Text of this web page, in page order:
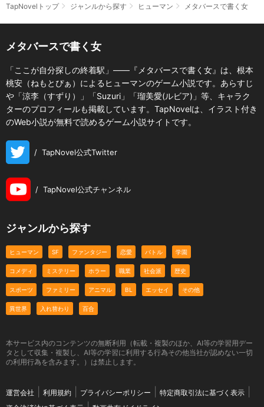
TapNovelトップ ジャンルから探す ヒューマン メタバースで書く女
メタバースで書く女
「ここが自分探しの終着駅」――『メタバースで書く女』は、根本
桃安（ねもとぴぁ）によるヒューマンのゲーム小説です。あらすじ
や「涼李（すずり）」「Suzuri」「瑠美愛(ルビア)」等、キャラク
ターのプロフィールも掲載しています。TapNovelは、イラスト付き
のWeb小説が無料で読めるゲーム小説サイトです。
/ TapNovel公式Twitter
/ TapNovel公式チャンネル
ジャンルから探す
ヒューマン SF ファンタジー 恋愛 バトル 学園
コメディ ミステリー ホラー 職業 社会派 歴史
スポーツ ファミリー アニマル BL エッセイ その他
異世界 入れ替わり 百合
本サービス内のコンテンツの無断利用（転載・複製のほか、AI等の学習用デー
タとして収集・複製し、AI等の学習に利用する行為その他当社が認めない一切
の利用行為を含みます。）は禁止します。
運営会社 利用規約 プライバシーポリシー
特定商取引法に基づく表示